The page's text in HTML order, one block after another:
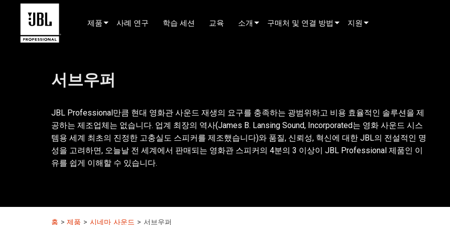
제품
시네마 사운드
라이브 휴대용
EN 54
투어 사운드
사례 연구 학습 세션 교육 소개 구매처 및 연결 방법
영업팀에 문의하기
지원
소프트웨어
펌웨어
다운로드
서브우퍼
JBL Professional만큼 현대 영화관 사운드 재생의 요구를 충족하는 광범위하고 비용 효율적인 솔루션을 제
공하는 제조업체는 없습니다. 업계 최장의 역사(James B. Lansing Sound, Incorporated는 영화 사운드 시스
템용 세계 최초의 진정한 고충실도 스피커를 제조했습니다)와 품질, 신뢰성, 혁신에 대한 JBL의 전설적인 명
성을 고려하면, 오늘날 전 세계에서 판매되는 영화관 스피커의 4분의 3 이상이 JBL Professional 제품인 이
유를 쉽게 이해할 수 있습니다.
홈 >제품 > 시네마 사운드 > 서브우퍼